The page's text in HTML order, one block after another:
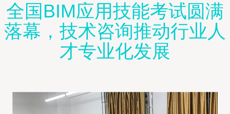
全国BIM应用技能考试圆满
落幕，技术咨询推动行业人
才专业化发展